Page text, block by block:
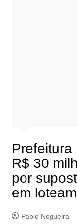
Prefeitura
R$ 30
por
em
Pablo Nogueira